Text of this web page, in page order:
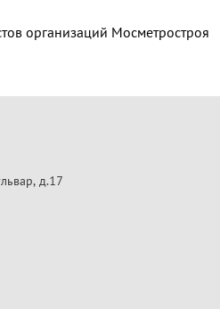
организаций Мосметростроя
д.17